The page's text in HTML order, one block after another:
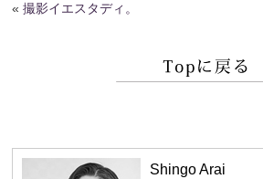
«撮影イエスタディ。
Shingo Arai